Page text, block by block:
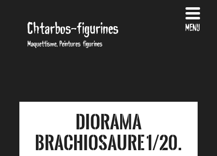
Chtarbos-figurines
Maquettisme, Peintures figurines
Diorama
Brachiosaure 1/20.
MENU